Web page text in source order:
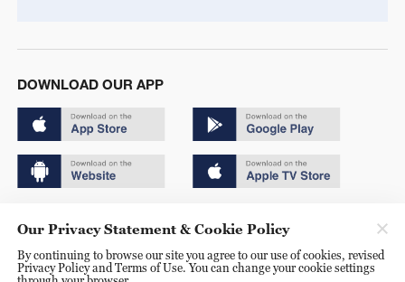
DOWNLOAD OUR APP
京ICP备20000184号
京公网安备 11010502050052号
Our Privacy Statement & Cookie Policy
By continuing to browse our site you agree to our use of cookies, revised
Privacy Policy and Terms of Use. You can change your cookie settings